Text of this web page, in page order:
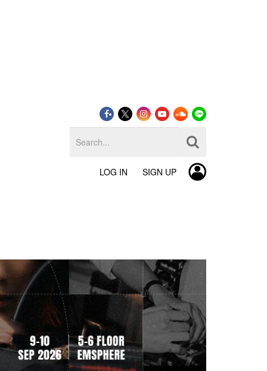
LOG IN SIGN UP